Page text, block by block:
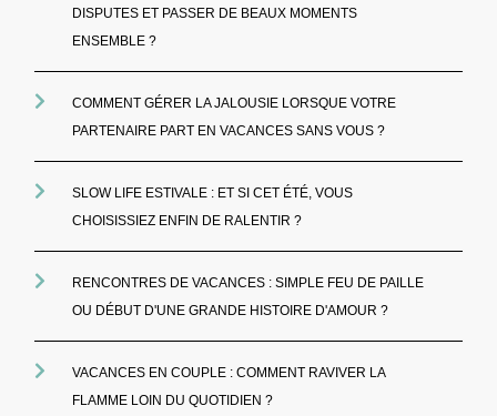
DISPUTES ET PASSER DE BEAUX MOMENTS
ENSEMBLE ?
COMMENT GÉRER LA JALOUSIE LORSQUE VOTRE
PARTENAIRE PART EN VACANCES SANS VOUS ?
SLOW LIFE ESTIVALE : ET SI CET ÉTÉ, VOUS
CHOISISSIEZ ENFIN DE RALENTIR ?
RENCONTRES DE VACANCES : SIMPLE FEU DE PAILLE
OU DÉBUT D'UNE GRANDE HISTOIRE D'AMOUR ?
VACANCES EN COUPLE : COMMENT RAVIVER LA
FLAMME LOIN DU QUOTIDIEN ?